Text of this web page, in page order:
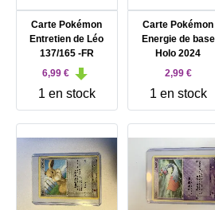
Carte Pokémon
Entretien de Léo
137/165 -FR
6,99 €
1 en stock
Carte Pokémon
Energie de base
Holo 2024
2,99 €
1 en stock